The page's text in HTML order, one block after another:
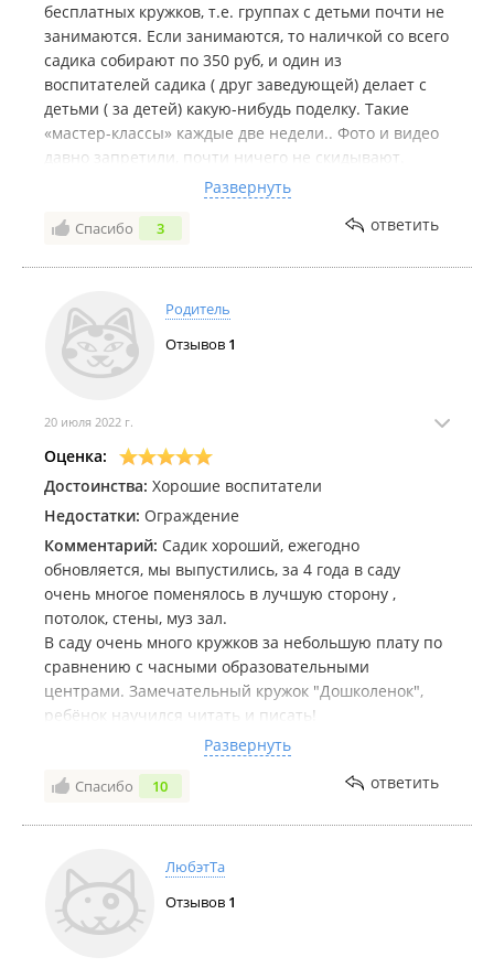
бесплатных кружков, т.е. группах с детьми почти не
занимаются. Если занимаются, то наличкой со всего
садика собирают по 350 руб, и один из
воспитателей садика ( друг заведующей) делает с
детьми ( за детей) какую-нибудь поделку. Такие
«мастер-классы» каждые две недели.. Фото и видео
давно запретили, почти ничего не скидывают.
Утром калитку просто закрывают на велосипедный
замок, трубки никто не берет, в садик ты не
попадаешь, ссылаются на пропускной режим и
могут заходить. У ребенка за последние 2 года
полностью отпало желание ходить в сад! Никто из
воспитателей никогда не улыбнется, никто не
здоровается никогда.
Развернуть
Спасибо 3 ответить
Родитель
Отзывов 1
20 июля 2022 г.
Оценка:
Достоинства: Хорошие воспитатели
Недостатки: Ограждение
Комментарий: Садик хороший, ежегодно
обновляется, мы выпустились, за 4 года в саду
очень многое поменялось в лучшую сторону ,
потолок, стены, муз зал.
В саду очень много кружков за небольшую плату по
сравнению с часными образовательными
центрами. Замечательный кружок "Дошколенок",
ребёнок научился читать и писать!
Отдельное спасибо хочется сказать нашему
воспитателю Марине Ивановне, человек
действительно на своём месте!Вежливая, толковая,
Развернуть
Спасибо 10 ответить
ЛюбэтТа
Отзывов 1